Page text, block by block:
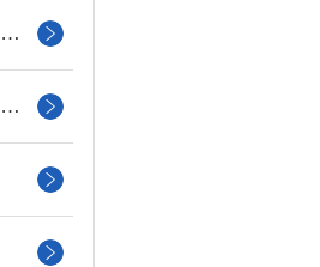
大型地网接地电阻测试仪
智能绝缘电阻测试仪（兆欧表）